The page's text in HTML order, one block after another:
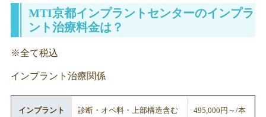
MTI京都インプラントセンターのインプラ
ント治療料金は？
※全て税込
インプラント治療関係
インプラント 診断・オペ料・上部構造含む 495,000円～/本